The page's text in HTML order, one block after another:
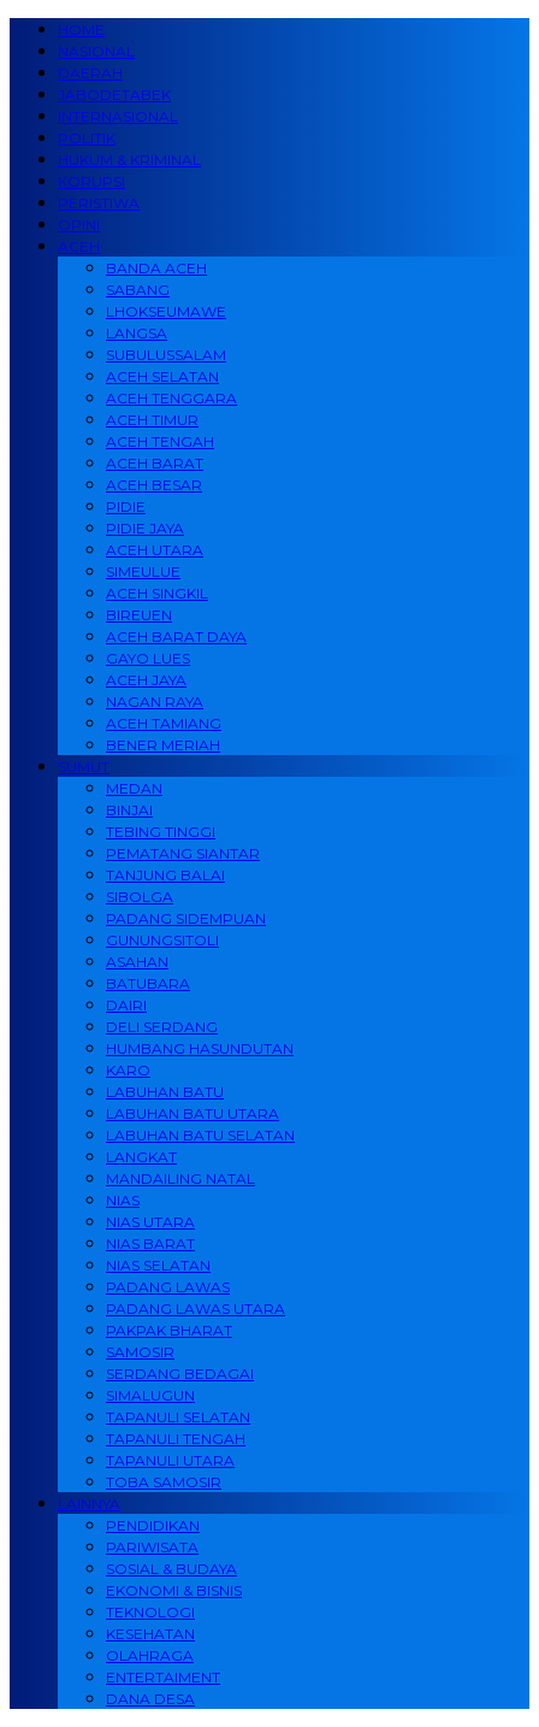
HOME
NASIONAL
DAERAH
JABODETABEK
INTERNASIONAL
POLITIK
HUKUM & KRIMINAL
KORUPSI
PERISTIWA
OPINI
ACEH
BANDA ACEH
SABANG
LHOKSEUMAWE
LANGSA
SUBULUSSALAM
ACEH SELATAN
ACEH TENGGARA
ACEH TIMUR
ACEH TENGAH
ACEH BARAT
ACEH BESAR
PIDIE
PIDIE JAYA
ACEH UTARA
SIMEULUE
ACEH SINGKIL
BIREUEN
ACEH BARAT DAYA
GAYO LUES
ACEH JAYA
NAGAN RAYA
ACEH TAMIANG
BENER MERIAH
SUMUT
MEDAN
BINJAI
TEBING TINGGI
PEMATANG SIANTAR
TANJUNG BALAI
SIBOLGA
PADANG SIDEMPUAN
GUNUNGSITOLI
ASAHAN
BATUBARA
DAIRI
DELI SERDANG
HUMBANG HASUNDUTAN
KARO
LABUHAN BATU
LABUHAN BATU UTARA
LABUHAN BATU SELATAN
LANGKAT
MANDAILING NATAL
NIAS
NIAS UTARA
NIAS BARAT
NIAS SELATAN
PADANG LAWAS
PADANG LAWAS UTARA
PAKPAK BHARAT
SAMOSIR
SERDANG BEDAGAI
SIMALUGUN
TAPANULI SELATAN
TAPANULI TENGAH
TAPANULI UTARA
TOBA SAMOSIR
LAINNYA
PENDIDIKAN
PARIWISATA
SOSIAL & BUDAYA
EKONOMI & BISNIS
TEKNOLOGI
KESEHATAN
OLAHRAGA
ENTERTAIMENT
DANA DESA